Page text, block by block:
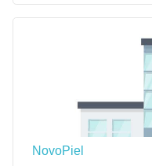
NovoPiel